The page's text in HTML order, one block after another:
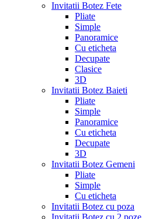
Invitatii Botez Fete
Pliate
Simple
Panoramice
Cu eticheta
Decupate
Clasice
3D
Invitatii Botez Baieti
Pliate
Simple
Panoramice
Cu eticheta
Decupate
3D
Invitatii Botez Gemeni
Pliate
Simple
Cu eticheta
Invitatii Botez cu poza
Invitatii Botez cu 2 poze